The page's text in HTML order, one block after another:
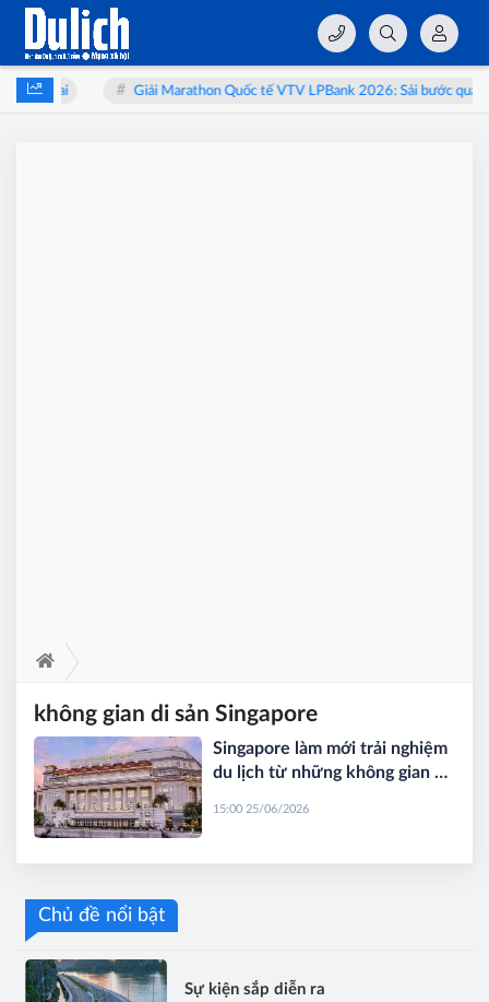
thai Giải Marathon Quốc tế VTV LPBank 2026: Sải bước qua
không gian di sản Singapore
Singapore làm mới trải nghiệm
du lịch từ những không gian di
15:00 25/06/2026
Chủ đề nổi bật
Sự kiện sắp diễn ra